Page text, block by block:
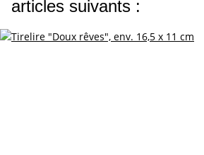
articles suivants :